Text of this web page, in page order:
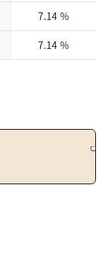
7.14 %
7.14 %